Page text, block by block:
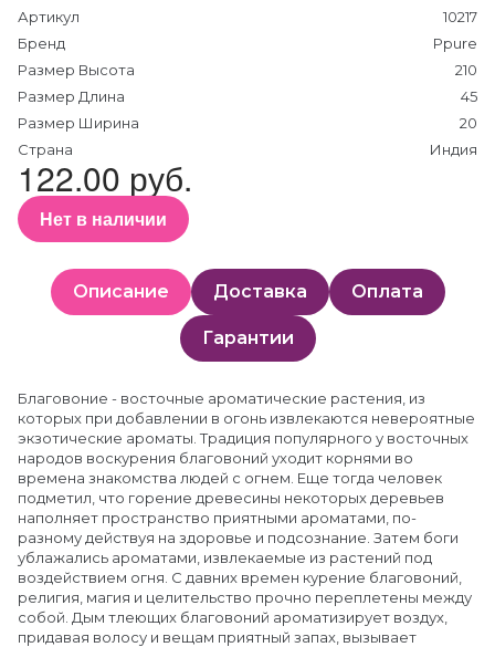
Артикул
10217
Бренд
Ppure
Размер Высота
210
Размер Длина
45
Размер Ширина
20
Страна
Индия
122.00 руб.
Нет в наличии
Описание Доставка Оплата
Гарантии
Благовоние - восточные ароматические растения, из
которых при добавлении в огонь извлекаются невероятные
экзотические ароматы. Традиция популярного у восточных
народов воскурения благовоний уходит корнями во
времена знакомства людей с огнем. Еще тогда человек
подметил, что горение древесины некоторых деревьев
наполняет пространство приятными ароматами, по-
разному действуя на здоровье и подсознание. Затем боги
ублажались ароматами, извлекаемые из растений под
воздействием огня. С давних времен курение благовоний,
религия, магия и целительство прочно переплетены между
собой. Дым тлеющих благовоний ароматизирует воздух,
придавая волосу и вещам приятный запах, вызывает